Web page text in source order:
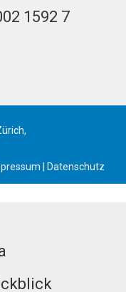
1592 7
Datenschutz